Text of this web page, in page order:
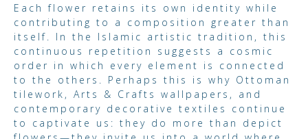
Each flower retains its own identity while
contributing to a composition greater than
itself. In the Islamic artistic tradition, this
continuous repetition suggests a cosmic
order in which every element is connected
to the others. Perhaps this is why Ottoman
tilework, Arts & Crafts wallpapers, and
contemporary decorative textiles continue
to captivate us: they do more than depict